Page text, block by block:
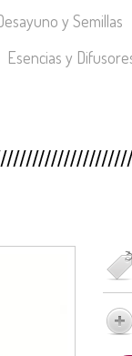
y Semillas
Esencias y